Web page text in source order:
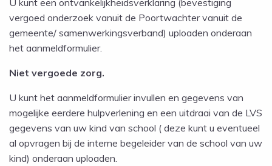
vergoed onderzoek vanuit de Poortwachter vanuit de
gemeente/ samenwerkingsverband) uploaden onderaan
het aanmeldformulier.
Niet vergoede zorg.
U kunt het aanmeldformulier invullen en gegevens van
mogelijke eerdere hulpverlening en een uitdraai van de LVS
gegevens van uw kind van school ( deze kunt u eventueel
al opvragen bij de interne begeleider van de school van uw
kind) onderaan uploaden.